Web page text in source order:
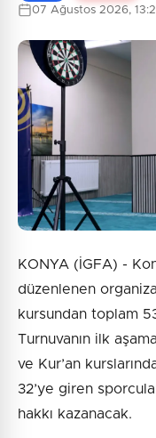
07 Ağustos 2026,
KONYA (İGFA) -
düzenlenen
kursundan toplam
Turnuvanın ilk
ve Kur’an
32’ye giren
hakkı kazanacak.